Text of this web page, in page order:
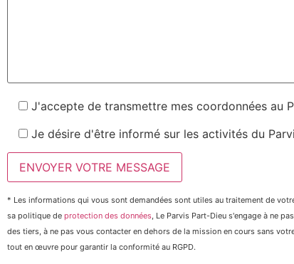
J'accepte de transmettre mes coordonnées au
Je désire d'être informé sur les activités du
* Les informations qui vous sont demandées sont utiles au traitement de
sa politique de protection des données, Le Parvis Part-Dieu s'engage à ne
des tiers, à ne pas vous contacter en dehors de la mission en cours sans
tout en œuvre pour garantir la conformité au RGPD.